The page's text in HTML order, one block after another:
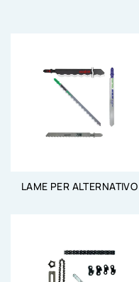
LAME PER ALTERNATIVO